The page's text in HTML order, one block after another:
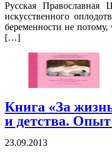
Русская Православная
искусственного
беременности не
[…]
Книга «За
и детства.
23.09.2013